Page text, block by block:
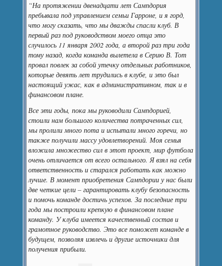
“На протяжении двенадцати лет Сампдория
пребывала под управлением семьи Гарроне, и я горд,
что могу сказать, что мы дважды спасли клуб. В
первый раз под руководством моего отца это
случилось 11 января 2002 года, а второй раз три года
тому назад, когда команда вылетела в Серию В. Тот
провал повлек за собой утечку отдельных работников,
которые девять лет трудились в клубе, и это был
настоящий ужас, как в административном, так и в
финансовом плане.
Все эти годы, пока мы руководили Сампдорией,
стоили нам большого количества потраченных сил,
мы пролили много пота и испытали много горечи, но
также получили массу удовлетворений. Моя семья
вложила множество сил в этот проект, мир футбола
очень отличается от всего остального. Я взял на себя
ответственность и старался работать как можно
лучше. В момент приобретения Сампдории у нас были
две четкие цели – гарантировать клубу безопасность
и помочь команде достичь успехов. За последние три
года мы построили крепкую в финансовом плане
команду. У клуба имеется качественный состав и
грамотное руководство. Это все поможет команде в
будущем, позволяя извлечь и другие источники для
получения прибыли.